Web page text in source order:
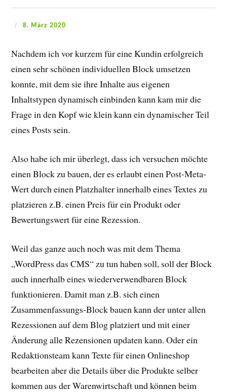
8. März 2020
Nachdem ich vor kurzem für eine Kundin erfolgreich
einen sehr schönen individuellen Block umsetzen
konnte, mit dem sie ihre Inhalte aus eigenen
Inhaltstypen dynamisch einbinden kann kam mir die
Frage in den Kopf wie klein kann ein dynamischer Teil
eines Posts sein.
Also habe ich mir überlegt, dass ich versuchen möchte
einen Block zu bauen, der es erlaubt einen Post-Meta-
Wert durch einen Platzhalter innerhalb eines Textes zu
platzieren z.B. einen Preis für ein Produkt oder
Bewertungswert für eine Rezession.
Weil das ganze auch noch was mit dem Thema
„WordPress das CMS“ zu tun haben soll, soll der Block
auch innerhalb eines wiederverwendbaren Block
funktionieren. Damit man z.B. sich einen
Zusammenfassungs-Block bauen kann der unter allen
Rezessionen auf dem Blog platziert und mit einer
Änderung alle Rezensionen updaten kann. Oder ein
Redaktionsteam kann Texte für einen Onlineshop
bearbeiten aber die Details über die Produkte selber
kommen aus der Warenwirtschaft und können beim